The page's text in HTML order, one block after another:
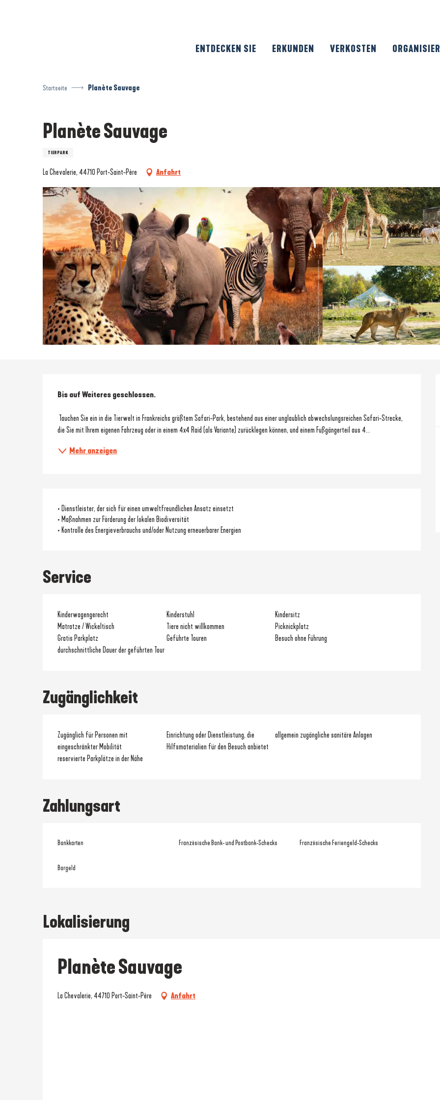
ENTDECKEN SIE ERKUNDEN VERKOSTEN
Startseite Planète Sauvage
Planète Sauvage
TIERPARK
La Chevalerie, 44710 Port-Saint-Père Anfahrt
Beschreibung
Bis auf Weiteres geschlossen.
die Sie mit Ihrem eigenen Fahrzeug oder in einem 4x4 Raid (als Variante) zurücklegen können, und einem Fußgängerteil aus 4...
Mehr anzeigen
• Dienstleister, der sich für einen umweltfreundlichen Ansatz einsetzt
• Maßnahmen zur Förderung der lokalen Biodiversität
• Kontrolle des Energieverbrauchs und/oder Nutzung erneuerbarer Energien
Service
Kinderwagengerecht Kinderstuhl
Kindersitz
Matratze / Wickeltisch
Tiere nicht willkommen
Picknickplatz
Gratis Parkplatz
Geführte Touren
Besuch ohne Führung
durchschnittliche Dauer der geführten Tour
Zugänglichkeit
Zugänglich für Personen mit
eingeschränkter Mobilität
Einrichtung oder Dienstleistung, die
Hilfsmaterialien für den Besuch anbietet
allgemein zugängliche sanitäre Anlagen
reservierte Parkplätze in der Nähe
Zahlungsart
Bankkarten Französische Bank- und Postbank-Schecks Französische Feriengeld-Schecks
Bargeld
Lokalisierung
Planète Sauvage
La Chevalerie, 44710 Port-Saint-Père Anfahrt